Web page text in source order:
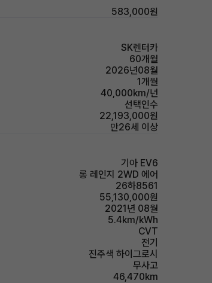
583,000원
SK렌터카
60개월
2026년08월
1개월
40,000km/년
선택인수
22,193,000원
만26세 이상
기아 EV6
롱 레인지 2WD 에어
26하8561
55,130,000원
2021년 08월
5.4km/kWh
CVT
전기
진주색 하이그로시
무사고
46,470km